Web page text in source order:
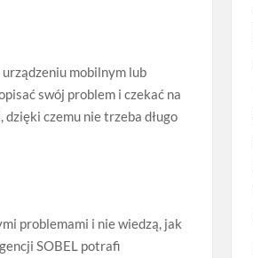
mobilnym lub
swój problem i czekać na
czemu nie trzeba długo
problemami i nie wiedzą, jak
SOBEL potrafi